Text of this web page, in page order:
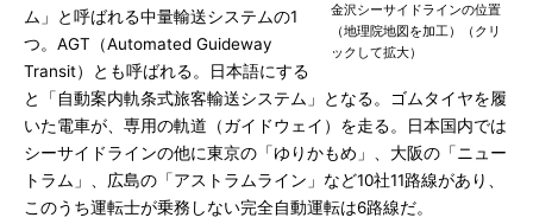
金沢シーサイドラインの位置
（地理院地図を加工）（クリ
ックして拡大）
ム」と呼ばれる中量輸送システムの1
つ。AGT（Automated Guideway
Transit）とも呼ばれる。日本語にする
と「自動案内軌条式旅客輸送システム」となる。ゴムタイヤを履
いた電車が、専用の軌道（ガイドウェイ）を走る。日本国内では
シーサイドラインの他に東京の「ゆりかもめ」、大阪の「ニュー
トラム」、広島の「アストラムライン」など10社11路線があり、
このうち運転士が乗務しない完全自動運転は6路線だ。